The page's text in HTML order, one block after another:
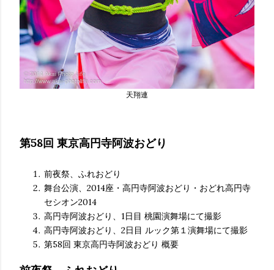
天翔連
第58回 東京高円寺阿波おどり
前夜祭、ふれおどり
舞台公演、2014座・高円寺阿波おどり・おどれ高円寺
セシオン2014
高円寺阿波おどり、1日目 桃園演舞場にて撮影
高円寺阿波おどり、2日目 ルック第１演舞場にて撮影
第58回 東京高円寺阿波おどり 概要